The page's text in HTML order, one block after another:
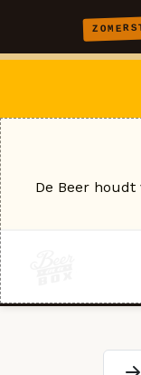
De Beer